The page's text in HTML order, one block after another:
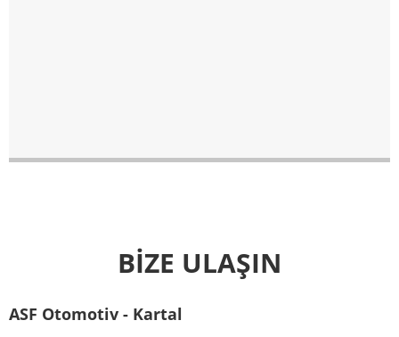
BİZE ULAŞIN
ASF Otomotiv - Kartal